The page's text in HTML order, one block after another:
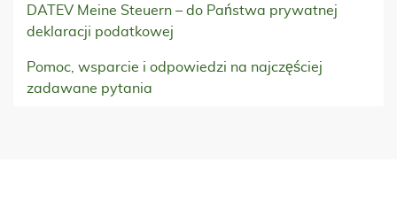
DATEV Meine Steuern – do Państwa prywatnej
deklaracji podatkowej
Pomoc, wsparcie i odpowiedzi na najczęściej
zadawane pytania